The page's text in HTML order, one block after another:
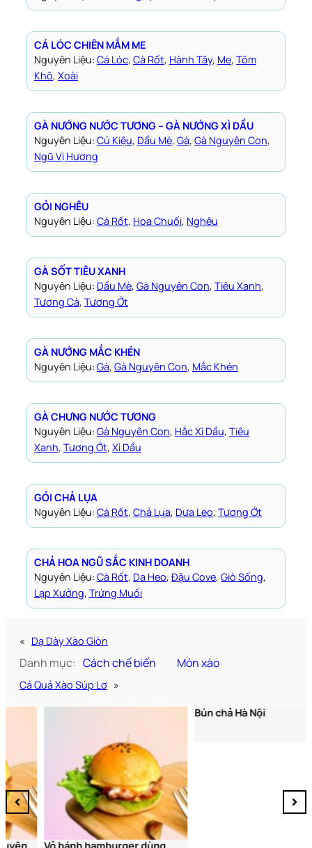
CÁ LÓC CHIÊN MẮM ME
Nguyên Liệu: Cá Lóc, Cà Rốt, Hành Tây, Me, Tôm
Khô, Xoài
GÀ NƯỚNG NƯỚC TƯƠNG – GÀ NƯỚNG XÌ DẦU
Nguyên Liệu: Củ Kiệu, Dầu Mè, Gà, Gà Nguyên Con
Ngũ Vị Hương
GỎI NGHÊU
Nguyên Liệu: Cà Rốt, Hoa Chuối, Nghêu
GÀ SỐT TIÊU XANH
Nguyên Liệu: Dầu Mè, Gà Nguyên Con, Tiêu Xanh
Tương Cà, Tương Ớt
GÀ NƯỚNG MẮC KHÉN
Nguyên Liệu: Gà, Gà Nguyên Con, Mắc Khén
GÀ CHƯNG NƯỚC TƯƠNG
Nguyên Liệu: Gà Nguyên Con, Hắc Xì Dầu, Tiêu
Xanh, Tương Ớt, Xì Dầu
GỎI CHẢ LỤA
Nguyên Liệu: Cà Rốt, Chả Lụa, Dưa Leo, Tương Ớt
CHẢ HOA NGŨ SẮC KINH DOANH
Nguyên Liệu: Cà Rốt, Da Heo, Đậu Cove, Giò Sống
Lạp Xưởng, Trứng Muối
« Dạ Dày Xào Giòn
Danh mục: Cách chế biến Món xào
Cá Quả Xào Súp Lơ »
Vỏ bánh hamburger dùng
Bún chả Hà Nội